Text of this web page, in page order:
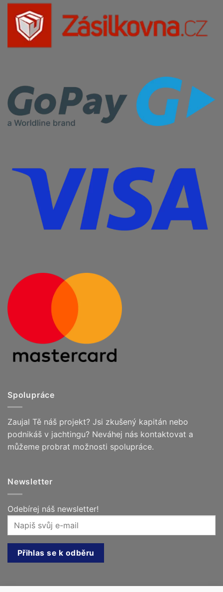
Spolupráce
Zaujal Tě náš projekt? Jsi zkušený kapitán nebo
podnikáš v jachtingu? Neváhej nás kontaktovat a
můžeme probrat možnosti spolupráce.
Newsletter
Odebírej náš newsletter!